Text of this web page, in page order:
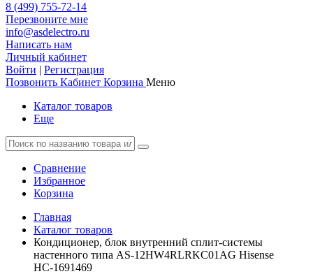
8 (499) 755-72-14
Перезвоните мне
info@asdelectro.ru
Написать нам
Личный кабинет
Войти | Регистрация
Позвонить Кабинет Корзина Меню
Каталог товаров
Еще
Сравнение
Избранное
Корзина
Главная
Каталог товаров
Кондиционер, блок внутренний сплит-системы
настенного типа AS-12HW4RLRKC01AG Hisense
НС-1691469